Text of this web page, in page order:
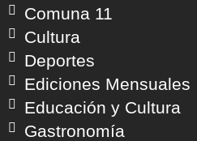
Comuna 11
Cultura
Deportes
Ediciones Mensuales
Educación y Cultura
Gastronomía